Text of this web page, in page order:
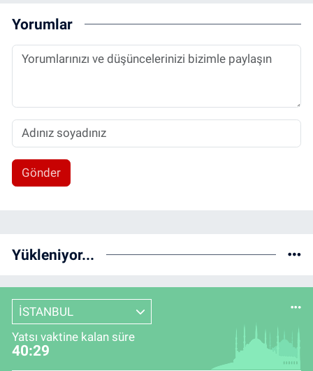
Yorumlar
Gönder
Yükleniyor...
İSTANBUL
Yatsı vaktine kalan süre
40:29